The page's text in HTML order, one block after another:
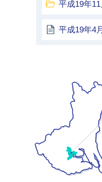
平成19年
平成19年4